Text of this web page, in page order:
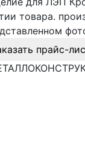
товара.
прайс-